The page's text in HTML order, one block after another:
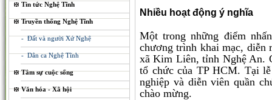
Tin tức Nghệ Tĩnh
Truyền thống Nghệ Tĩnh
- Đất và người Xứ Nghệ
- Dân ca Nghệ Tĩnh
Tâm sự cuộc sống
Văn hóa - Xã hội
Nhiều hoạt động ý nghĩa
Một trong những điểm
chương trình khai mạc, diễn
xã Kim Liên, tỉnh Nghệ An.
tổ chức của TP HCM. Tại
nghiệp và diễn viên quần
chào mừng.